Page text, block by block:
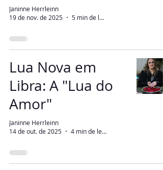
Janinne Herrleinn
19 de nov. de 2025
5 min de leitura
Lua Nova em
Libra: A "Lua do
Amor"
Janinne Herrleinn
14 de out. de 2025
4 min de leitura